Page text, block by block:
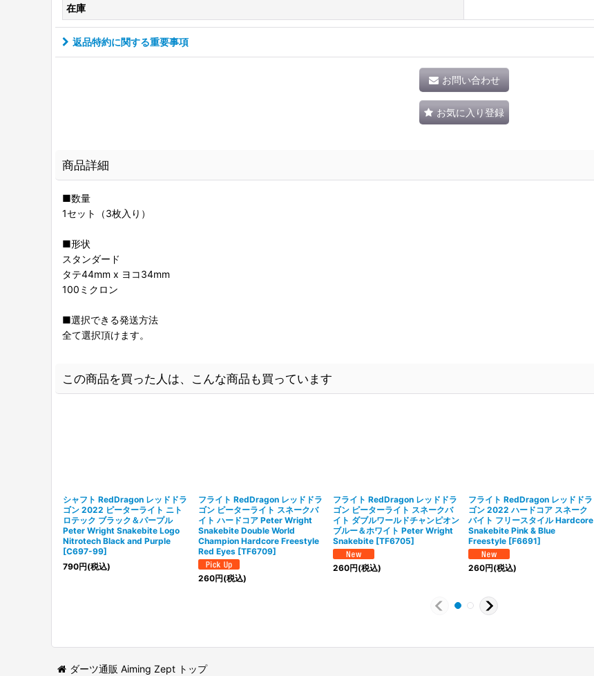
在庫
返品特約に関する重要事項
お問い合わせ
お気に入り登録
商品詳細
■数量
1セット（3枚入り）
■形状
スタンダード
タテ44mm x ヨコ34mm
100ミクロン
■選択できる発送方法
全て選択頂けます。
この商品を買った人は、こんな商品も買っています
シャフト RedDragon レッドドラ
ゴン 2022 ピーターライト ニト
ロテック ブラック＆パープル
Peter Wright Snakebite Logo
Nitrotech Black and Purple
[C697-99]
790円(税込)
フライト RedDragon レッドドラ
ゴン ピーターライト スネークバ
イト ハードコア Peter Wright
Snakebite Double World
Champion Hardcore Freestyle
Red Eyes [TF6709]
260円(税込)
フライト RedDragon レッドドラ
ゴン ピーターライト スネークバ
イト ダブルワールドチャンピオン
ブルー＆ホワイト Peter Wright
Snakebite [TF6705]
260円(税込)
フライト RedDragon レッドドラ
ゴン 2022 ハードコア スネーク
バイト フリースタイル Hardcore
Snakebite Pink & Blue
Freestyle [F6691]
260円(税込)
ダーツ通販 Aiming Zept トップ